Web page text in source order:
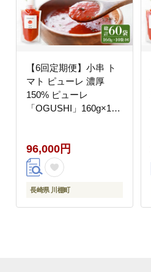
【6回定期便】小串 ト
マト ピューレ 濃厚
150% ピューレ
「OGUSHI」160g×10
96,000円
長崎県 川棚町